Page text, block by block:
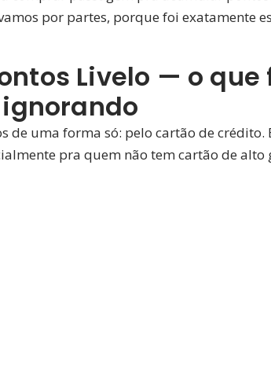
por partes, porque foi exatamente
Livelo — o que
de uma forma só: pelo cartão de
pra quem não tem cartão de alto